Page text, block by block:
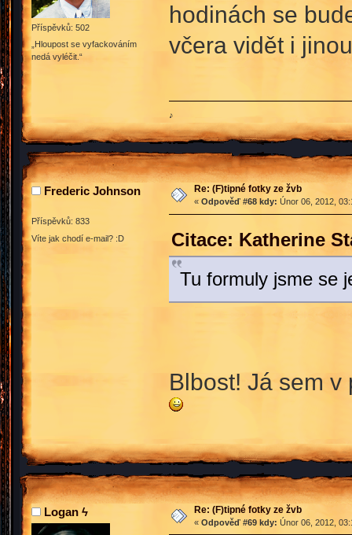
Příspěvků: 502
„Hloupost se vyfackováním
nedá vyléčit.“
hodinách se
včera vidět i
♪
Frederic Johnson
Příspěvků: 833
Víte jak chodí e-mail? :D
Re: (F)tipné fotky ze žvb
« Odpověď #68 kdy: Únor 06, 2012,
Citace: Katherine
Tu formuly jsme se
Blbost! Já sem
Logan ϟ Re: (F)tipné fotky ze žvb
« Odpověď #69 kdy: Únor 06, 2012,